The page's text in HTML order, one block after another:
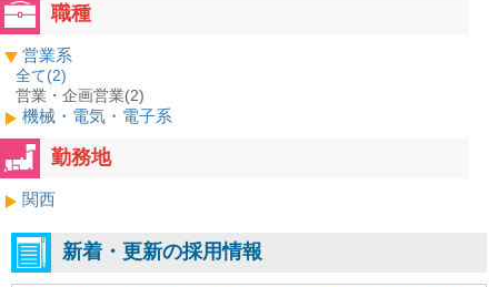
職種
営業系
全て(2)
営業・企画営業(2)
機械・電気・電子系
勤務地
関西
新着・更新の採用情報